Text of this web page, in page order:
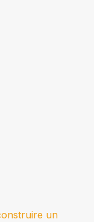
un